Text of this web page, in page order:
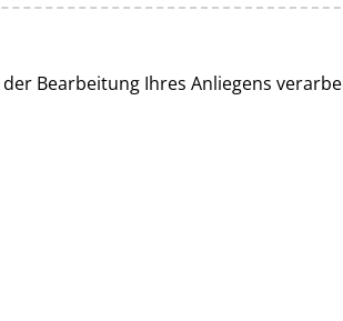
Bearbeitung Ihres Anliegens